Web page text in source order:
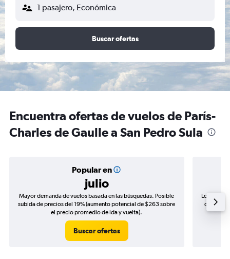
1 pasajero, Económica
Buscar ofertas
Encuentra ofertas de vuelos de París-
Charles de Gaulle a San Pedro Sula
Popular en
julio
Mayor demanda de vuelos basada en las búsquedas. Posible
subida de precios del 19% (aumento potencial de $263 sobre
el precio promedio de ida y vuelta).
Buscar ofertas
Los
de